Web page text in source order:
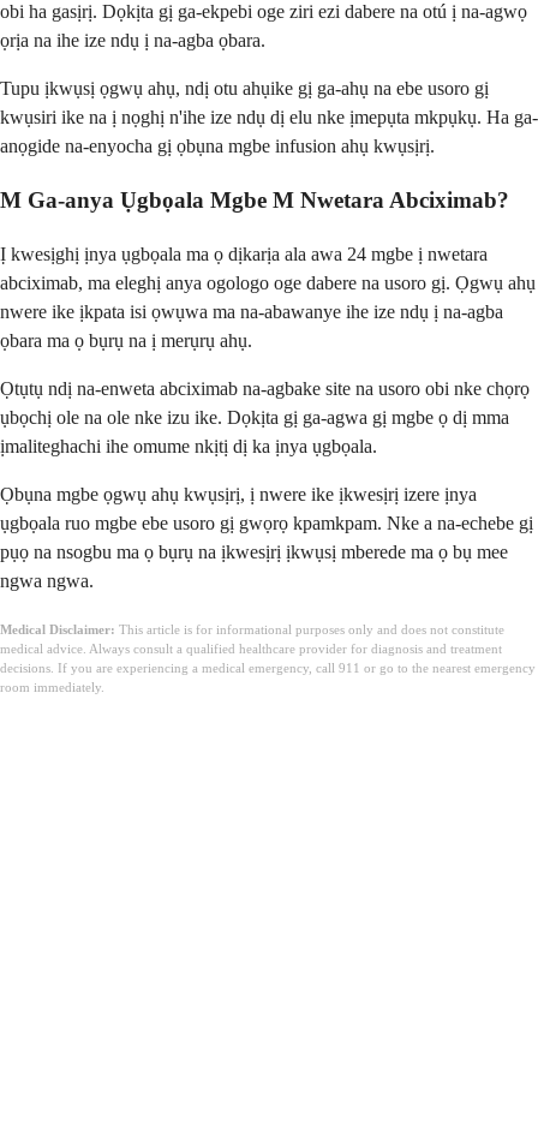
obi ha gasịrị. Dọkịta gị ga-ekpebi oge ziri ezi dabere na otú ị na-agwọ
ọrịa na ihe ize ndụ ị na-agba ọbara.
Tupu ịkwụsị ọgwụ ahụ, ndị otu ahụike gị ga-ahụ na ebe usoro gị
kwụsiri ike na ị nọghị n'ihe ize ndụ dị elu nke ịmepụta mkpụkụ. Ha ga-
anọgide na-enyocha gị ọbụna mgbe infusion ahụ kwụsịrị.
M Ga-anya Ụgbọala Mgbe M Nwetara Abciximab?
Ị kwesịghị ịnya ụgbọala ma ọ dịkarịa ala awa 24 mgbe ị nwetara
abciximab, ma eleghị anya ogologo oge dabere na usoro gị. Ọgwụ ahụ
nwere ike ịkpata isi ọwụwa ma na-abawanye ihe ize ndụ ị na-agba
ọbara ma ọ bụrụ na ị merụrụ ahụ.
Ọtụtụ ndị na-enweta abciximab na-agbake site na usoro obi nke chọrọ
ụbọchị ole na ole nke izu ike. Dọkịta gị ga-agwa gị mgbe ọ dị mma
ịmaliteghachi ihe omume nkịtị dị ka ịnya ụgbọala.
Ọbụna mgbe ọgwụ ahụ kwụsịrị, ị nwere ike ịkwesịrị izere ịnya
ụgbọala ruo mgbe ebe usoro gị gwọrọ kpamkpam. Nke a na-echebe gị
pụọ na nsogbu ma ọ bụrụ na ịkwesịrị ịkwụsị mberede ma ọ bụ mee
ngwa ngwa.
Medical Disclaimer: This article is for informational purposes only and does not constitute
medical advice. Always consult a qualified healthcare provider for diagnosis and treatment
decisions. If you are experiencing a medical emergency, call 911 or go to the nearest emergency
room immediately.